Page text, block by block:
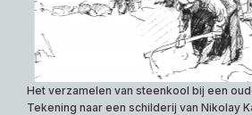
Het verzamelen van steenkool bij een
Tekening naar een schilderij van Nikolay